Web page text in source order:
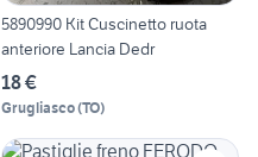
5890990 Kit Cuscinetto ruota
anteriore Lancia Dedr
18 €
Grugliasco(TO)